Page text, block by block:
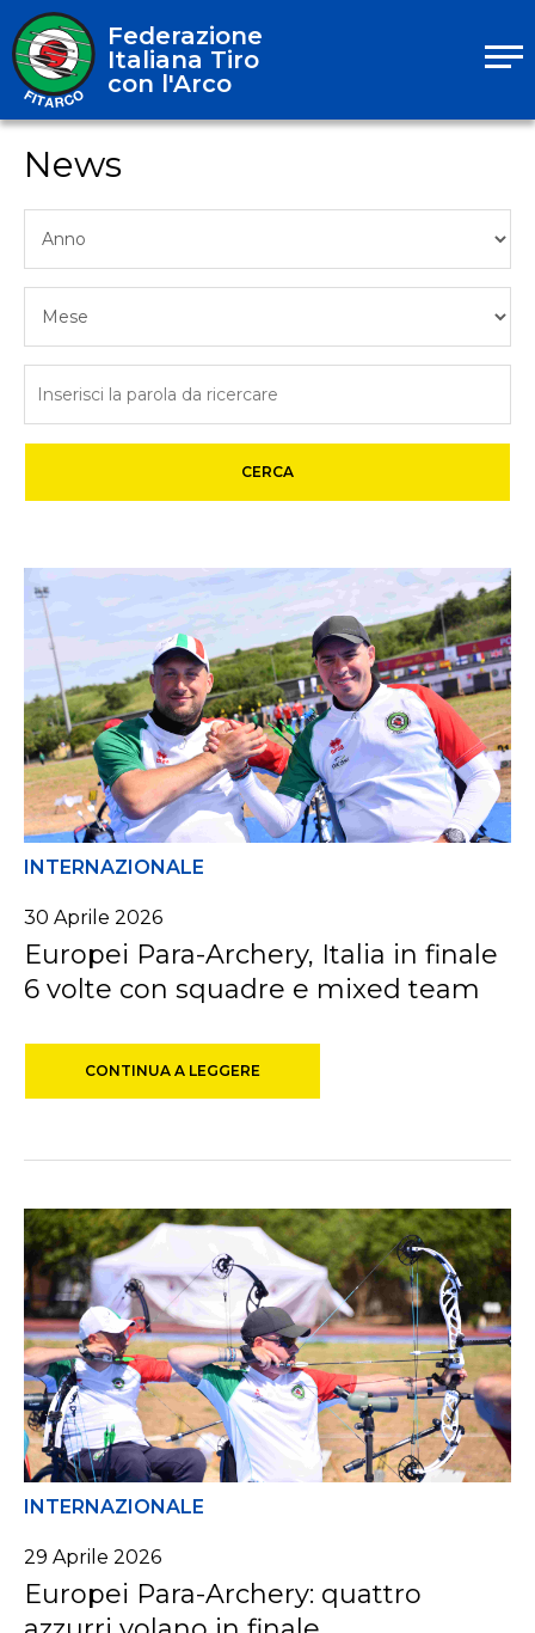
Federazione
Italiana Tiro
con l'Arco
News
CERCA
INTERNAZIONALE
30 Aprile 2026
Europei Para-Archery, Italia in finale
6 volte con squadre e mixed team
CONTINUA A LEGGERE
INTERNAZIONALE
29 Aprile 2026
Europei Para-Archery: quattro